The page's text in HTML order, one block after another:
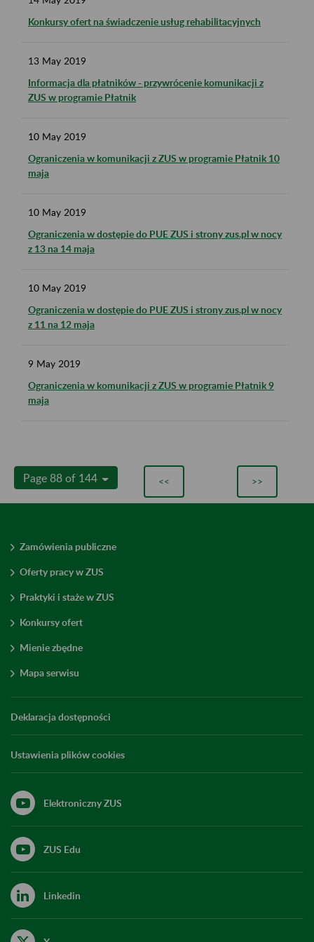
Konkursy ofert na świadczenie usług rehabilitacyjnych
13 May 2019
Informacja dla płatników - przywrócenie komunikacji z
ZUS w programie Płatnik
10 May 2019
Ograniczenia w komunikacji z ZUS w programie Płatnik 10
maja
10 May 2019
Ograniczenia w dostępie do PUE ZUS i strony zus.pl w nocy
z 13 na 14 maja
10 May 2019
Ograniczenia w dostępie do PUE ZUS i strony zus.pl w nocy
z 11 na 12 maja
9 May 2019
Ograniczenia w komunikacji z ZUS w programie Płatnik 9
maja
Page 88 of 144 << >>
Zamówienia publiczne
Oferty pracy w ZUS
Praktyki i staże w ZUS
Konkursy ofert
Mienie zbędne
Mapa serwisu
Deklaracja dostępności
Ustawienia plików cookies
Elektroniczny ZUS
ZUS Edu
Linkedin